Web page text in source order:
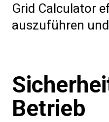
Grid Calculator
auszuführen
Betrieb